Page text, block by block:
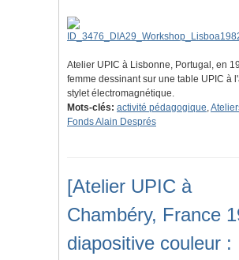
Atelier UPIC à Lisbonne, Portugal, en
femme dessinant sur une table UPIC à
stylet électromagnétique.
Mots-clés: activité pédagogique,
Fonds Alain Després
[Atelier UPIC à
Chambéry, France
diapositive couleur :